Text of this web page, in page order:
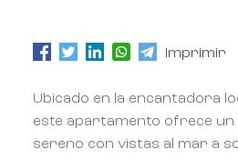
Imprimir
Ubicado en la encantadora
este apartamento ofrece un
sereno con vistas al mar a